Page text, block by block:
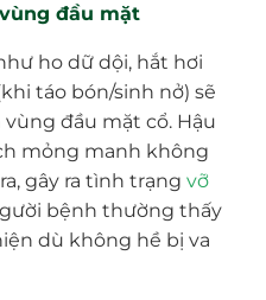
đầu mặt
ho dữ dội, hắt hơi
táo bón/sinh nở) sẽ
đầu mặt cổ. Hậu
mỏng manh không
gây ra tình trạng vỡ
bệnh thường thấy
dù không hề bị va